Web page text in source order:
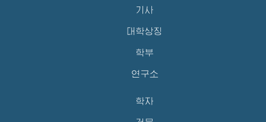
기사
대학상징
학부
연구소
학자